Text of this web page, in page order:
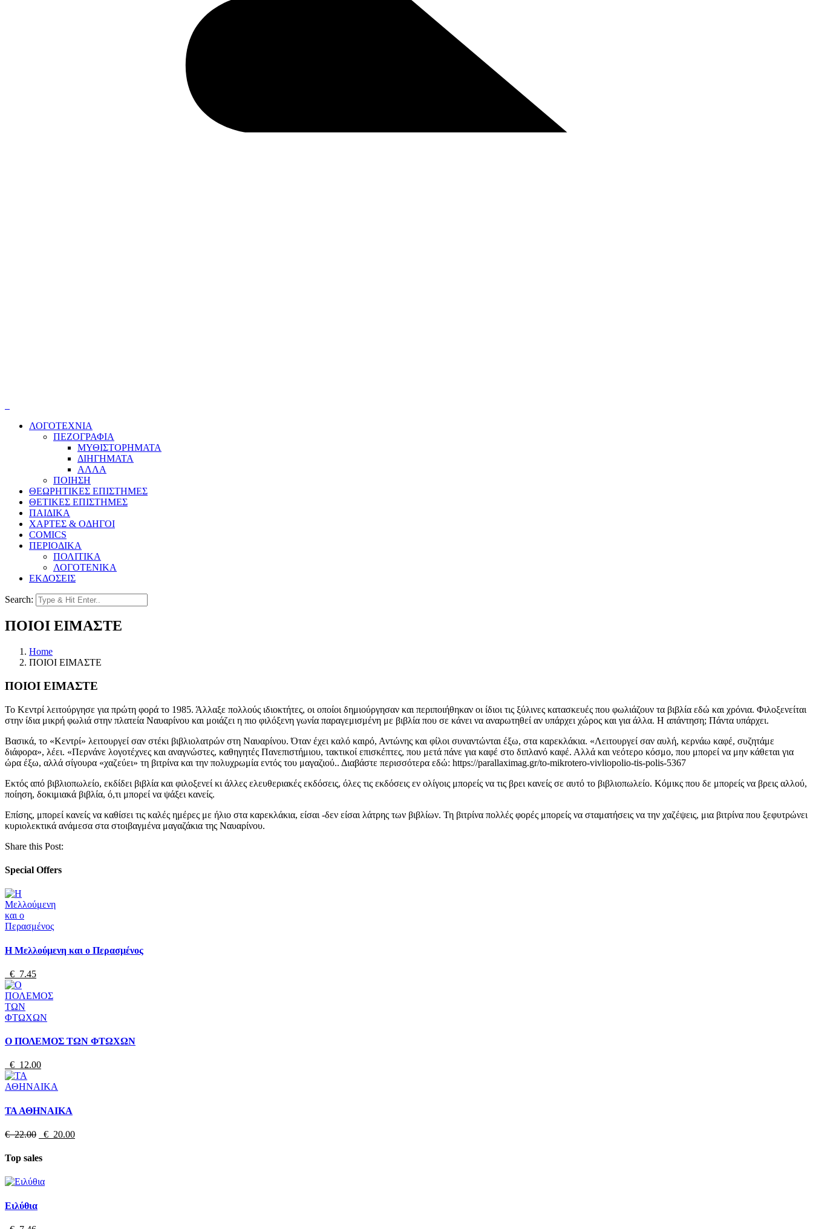
ΛΟΓΟΤΕΧΝΙΑ
ΠΕΖΟΓΡΑΦΙΑ
ΜΥΘΙΣΤΟΡΗΜΑΤΑ
ΔΙΗΓΗΜΑΤΑ
ΑΛΛΑ
ΠΟΙΗΣΗ
ΘΕΩΡΗΤΙΚΕΣ ΕΠΙΣΤΗΜΕΣ
ΘΕΤΙΚΕΣ ΕΠΙΣΤΗΜΕΣ
ΠΑΙΔΙΚΑ
ΧΑΡΤΕΣ & ΟΔΗΓΟΙ
COMICS
ΠΕΡΙΟΔΙΚΑ
ΠΟΛΙΤΙΚΑ
ΛΟΓΟΤΕΝΙΚΑ
ΕΚΔΟΣΕΙΣ
Search:
ΠΟΙΟΙ ΕΙΜΑΣΤΕ
Home
ΠΟΙΟΙ ΕΙΜΑΣΤΕ
ΠΟΙΟΙ ΕΙΜΑΣΤΕ
Το Κεντρί λειτούργησε για πρώτη φορά το 1985. Άλλαξε πολλούς ιδιοκτήτες, οι οποίοι δημιούργησαν και περιποιήθηκαν οι ίδιοι τις ξύλινες κατασκευές που φωλιάζουν τα βιβλία εδώ και χρόνια. Φιλοξενείται
στην ίδια μικρή φωλιά στην πλατεία Ναυαρίνου και μοιάζει η πιο φιλόξενη γωνία παραγεμισμένη με βιβλία που σε κάνει να αναρωτηθεί αν υπάρχει χώρος και για άλλα. Η απάντηση; Πάντα υπάρχει.
Βασικά, το «Κεντρί» λειτουργεί σαν στέκι βιβλιολατρών στη Ναυαρίνου. Όταν έχει καλό καιρό, Αντώνης και φίλοι συναντώνται έξω, στα καρεκλάκια. «Λειτουργεί σαν αυλή, κερνάω καφέ, συζητάμε
διάφορα», λέει. «Περνάνε λογοτέχνες και αναγνώστες, καθηγητές Πανεπιστήμιου, τακτικοί επισκέπτες, που μετά πάνε για καφέ στο διπλανό καφέ. Αλλά και νεότερο κόσμο, που μπορεί να μην κάθεται για
ώρα έξω, αλλά σίγουρα «χαζεύει» τη βιτρίνα και την πολυχρωμία εντός του μαγαζιού.. Διαβάστε περισσότερα εδώ: https://parallaximag.gr/to-mikrotero-vivliopolio-tis-polis-5367
Εκτός από βιβλιοπωλείο, εκδίδει βιβλία και φιλοξενεί κι άλλες ελευθεριακές εκδόσεις, όλες τις εκδόσεις εν ολίγοις μπορείς να τις βρει κανείς σε αυτό το βιβλιοπωλείο. Κόμικς που δε μπορείς να βρεις αλλού,
ποίηση, δοκιμιακά βιβλία, ό,τι μπορεί να ψάξει κανείς.
Επίσης, μπορεί κανείς να καθίσει τις καλές ημέρες με ήλιο στα καρεκλάκια, είσαι -δεν είσαι λάτρης των βιβλίων. Τη βιτρίνα πολλές φορές μπορείς να σταματήσεις να την χαζέψεις, μια βιτρίνα που ξεφυτρώνει
κυριολεκτικά ανάμεσα στα στοιβαγμένα μαγαζάκια της Ναυαρίνου.
Share this Post:
Special Offers
Η Μελλούμενη και ο Περασμένος
€ 7.45
Ο ΠΟΛΕΜΟΣ ΤΩΝ ΦΤΩΧΩΝ
€ 12.00
ΤΑ ΑΘΗΝΑΙΚΑ
€ 22.00 € 20.00
Top sales
Ειλύθια